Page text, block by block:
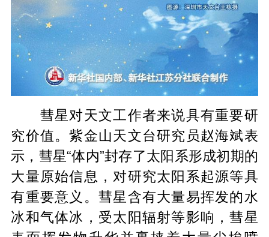
彗星对天文工作者来说具有重要研
究价值。紫金山天文台研究员赵海斌表
示，彗星“体内”封存了太阳系形成初期的
大量原始信息，对研究太阳系起源等具
有重要意义。彗星含有大量易挥发的水
冰和气体冰，受太阳辐射等影响，彗星